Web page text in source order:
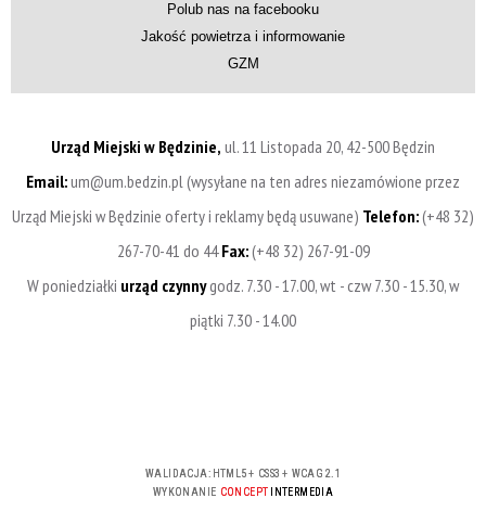
Polub nas na facebooku
Jakość powietrza i informowanie
GZM
Urząd Miejski w Będzinie, ul. 11 Listopada 20, 42-500 Będzin
Email:um@um.bedzin.pl (wysyłane na ten adres niezamówione przez
Urząd Miejski w Będzinie oferty i reklamy będą usuwane) Telefon:(+48 32)
267-70-41 do 44Fax:(+48 32) 267-91-09
W poniedziałki urząd czynnygodz. 7.30 - 17.00, wt - czw 7.30 - 15.30, w
piątki 7.30 - 14.00
WALIDACJA: HTML5+ CSS3 + WCAG 2.1
WYKONANIE CONCEPT INTERMEDIA